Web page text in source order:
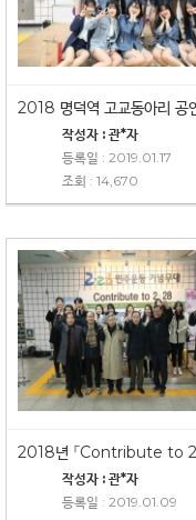
작성자 : 관*자
등록일 : 2019.01.17
조회 : 14,670
작성자 : 관*자
등록일 : 2019.01.09